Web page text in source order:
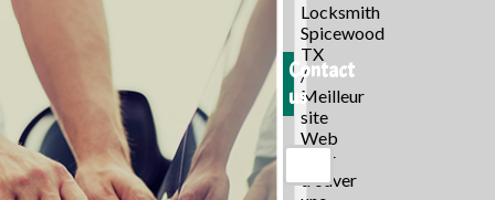
Locksmith
Spicewood
TX
/
Meilleur
site
Web
pour
trouver
Contact
us